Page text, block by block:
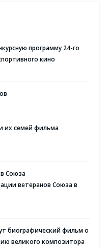
программу 24-го
кино
их семей фильма
Союза
ветеранов Союза в
биографический фильм о
великого композитора